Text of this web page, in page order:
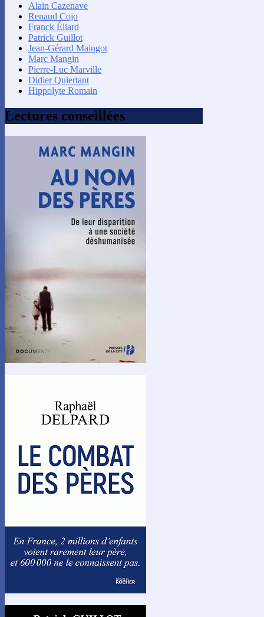
Alain Cazenave
Renaud Cojo
Franck Éliard
Patrick Guillot
Jean-Gérard Maingot
Marc Mangin
Pierre-Luc Marville
Didier Quiertant
Hippolyte Romain
Lectures conseillées